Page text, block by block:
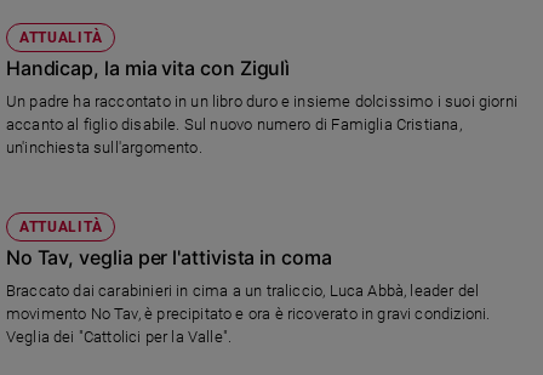
ATTUALITÀ
Handicap, la mia vita con Zigulì
Un padre ha raccontato in un libro duro e insieme dolcissimo i suoi giorni
accanto al figlio disabile. Sul nuovo numero di Famiglia Cristiana,
un'inchiesta sull'argomento.
ATTUALITÀ
No Tav, veglia per l'attivista in coma
Braccato dai carabinieri in cima a un traliccio, Luca Abbà, leader del
movimento No Tav, è precipitato e ora è ricoverato in gravi condizioni.
Veglia dei "Cattolici per la Valle".